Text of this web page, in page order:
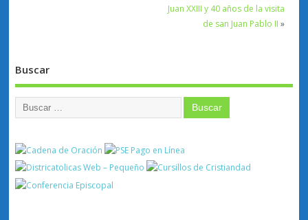
Juan XXIII y 40 años de la visita
de san Juan Pablo II »
Buscar